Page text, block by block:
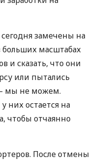
замечены на
больших масштабах
и сказать, что они
или пытались
– мы не можем.
них остается на
чтобы отчаянно
После отмены